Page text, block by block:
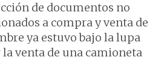
de documentos no
a compra y venta de
ya estuvo bajo la lupa
la venta de una camioneta